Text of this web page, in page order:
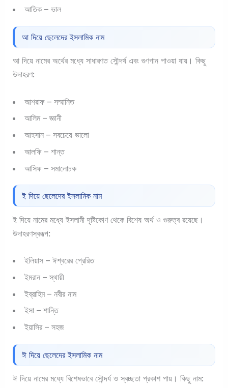
আতিক – ভাল
আ দিয়ে ছেলেদের ইসলামিক নাম
আ দিয়ে নামের অর্থের মধ্যে সাধারণত সৌন্দর্য এবং গুণগান পাওয়া যায়। কিছু
উদাহরণ:
আশরাফ – সম্মানিত
আলিম – জ্ঞানী
আহসান – সবচেয়ে ভালো
আলফি – শান্ত
আসিফ – সমালোচক
ই দিয়ে ছেলেদের ইসলামিক নাম
ই দিয়ে নামের মধ্যে ইসলামী দৃষ্টিকোণ থেকে বিশেষ অর্থ ও গুরুত্ব রয়েছে।
উদাহরণস্বরূপ:
ইলিয়াস – ঈশ্বরের প্রেরিত
ইমরান – স্থায়ী
ইব্রাহিম – নবীর নাম
ইসা – শান্তি
ইয়াসির – সহজ
ঈ দিয়ে ছেলেদের ইসলামিক নাম
ঈ দিয়ে নামের মধ্যে বিশেষভাবে সৌন্দর্য ও স্বচ্ছতা প্রকাশ পায়। কিছু নাম: